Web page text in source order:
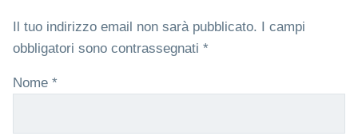
Il tuo indirizzo email non sarà pubblicato.
I campi
obbligatori sono contrassegnati *
Nome *